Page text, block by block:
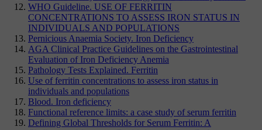
WHO Guideline. USE OF FERRITIN
CONCENTRATIONS TO ASSESS IRON STATUS IN
INDIVIDUALS AND POPULATIONS
Pernicious Anaemia Society. Iron Deficiency
AGA Clinical Practice Guidelines on the Gastrointestinal
Evaluation of Iron Deficiency Anemia
Pathology Tests Explained. Ferritin
Use of ferritin concentrations to assess iron status in
individuals and populations
Blood. Iron deficiency
Functional reference limits: a case study of serum ferritin
Defining Global Thresholds for Serum Ferritin: A